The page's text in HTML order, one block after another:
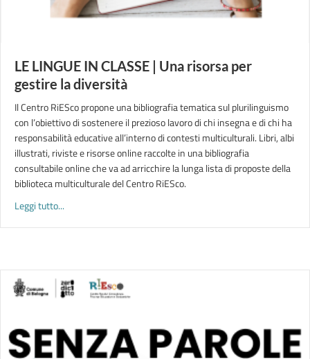
LE LINGUE IN CLASSE | Una risorsa per
gestire la diversità
Il Centro RiESco propone una bibliografia tematica sul plurilinguismo
con l’obiettivo di sostenere il prezioso lavoro di chi insegna e di chi ha
responsabilità educative all’interno di contesti multiculturali. Libri, albi
illustrati, riviste e risorse online raccolte in una bibliografia
consultabile online che va ad arricchire la lunga lista di proposte della
biblioteca multiculturale del Centro RiESco.
Leggi tutto...